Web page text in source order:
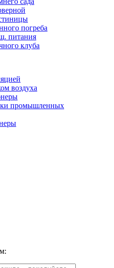
погреба
питания
клуба
воздуха
промышленных